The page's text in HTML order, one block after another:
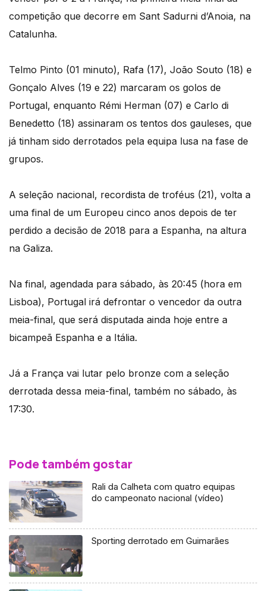
competição que decorre em Sant Sadurni d’Anoia, na
Catalunha.
Telmo Pinto (01 minuto), Rafa (17), João Souto (18) e
Gonçalo Alves (19 e 22) marcaram os golos de
Portugal, enquanto Rémi Herman (07) e Carlo di
Benedetto (18) assinaram os tentos dos gauleses, que
já tinham sido derrotados pela equipa lusa na fase de
grupos.
A seleção nacional, recordista de troféus (21), volta a
uma final de um Europeu cinco anos depois de ter
perdido a decisão de 2018 para a Espanha, na altura
na Galiza.
Na final, agendada para sábado, às 20:45 (hora em
Lisboa), Portugal irá defrontar o vencedor da outra
meia-final, que será disputada ainda hoje entre a
bicampeã Espanha e a Itália.
Já a França vai lutar pelo bronze com a seleção
derrotada dessa meia-final, também no sábado, às
17:30.
Pode também gostar
Rali da Calheta com quatro equipas
do campeonato nacional (vídeo)
Sporting derrotado em Guimarães